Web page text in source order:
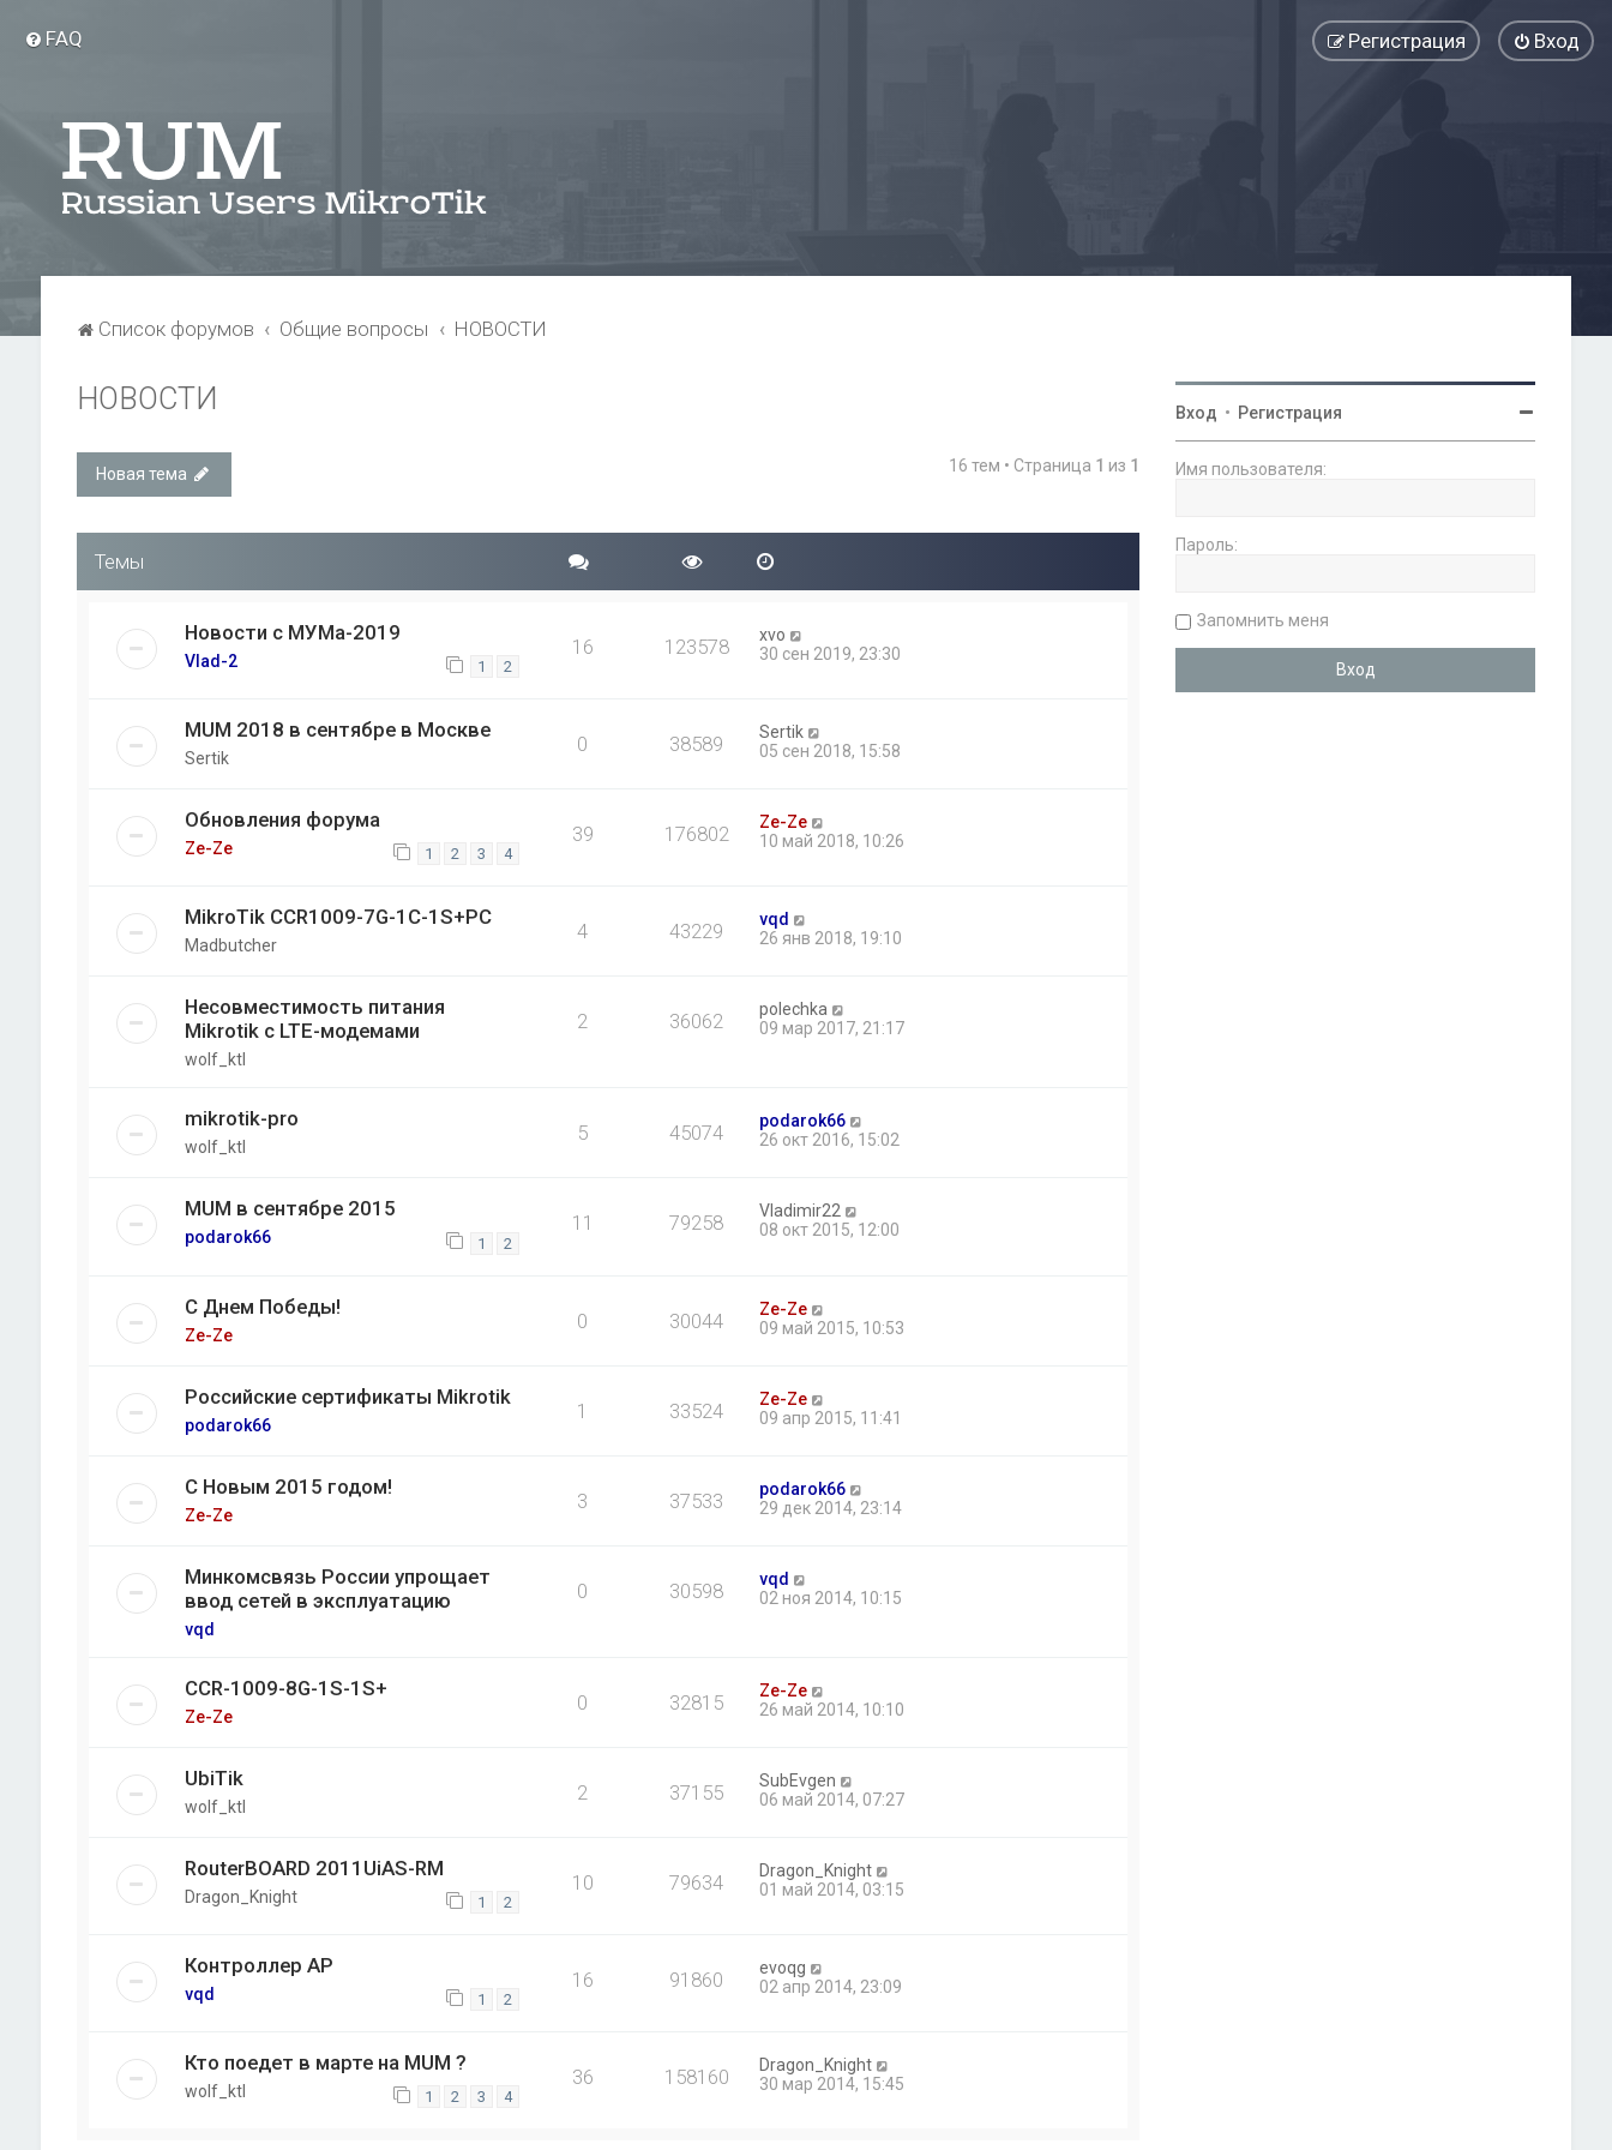
FAQ Вход
Регистрация
Список форумов Общие вопросы НОВОСТИ
НОВОСТИ
Новая тема 16 тем • Страница 1 из 1
Темы
Новости с МУМа-2019
Vlad-2 1 2
16 123578
xvo
30 сен 2019, 23:30
MUM 2018 в сентябре в Москве
Sertik
0 38589
Sertik
05 сен 2018, 15:58
Обновления форума
Ze-Ze 1 2 3 4
39 176802
Ze-Ze
10 май 2018, 10:26
MikroTik CCR1009-7G-1C-1S+PC
Madbutcher
4 43229
vqd
26 янв 2018, 19:10
Несовместимость питания
Mikrotik с LTE-модемами
wolf_ktl
2 36062
polechka
09 мар 2017, 21:17
mikrotik-pro
wolf_ktl
5 45074
podarok66
26 окт 2016, 15:02
MUM в сентябре 2015
podarok66 1 2
11 79258
Vladimir22
08 окт 2015, 12:00
С Днем Победы!
Ze-Ze
0 30044
Ze-Ze
09 май 2015, 10:53
Российские сертификаты Mikrotik
podarok66
1 33524
Ze-Ze
09 апр 2015, 11:41
С Новым 2015 годом!
Ze-Ze
3 37533
podarok66
29 дек 2014, 23:14
Минкомсвязь России упрощает
ввод сетей в эксплуатацию
vqd
0 30598
vqd
02 ноя 2014, 10:15
CCR-1009-8G-1S-1S+
Ze-Ze
0 32815
Ze-Ze
26 май 2014, 10:10
UbiTik
wolf_ktl
2 37155
SubEvgen
06 май 2014, 07:27
RouterBOARD 2011UiAS-RM
Dragon_Knight 1 2
10 79634
Dragon_Knight
01 май 2014, 03:15
Контроллер AP
vqd 1 2
16 91860
evoqg
02 апр 2014, 23:09
Кто поедет в марте на MUM ?
wolf_ktl 1 2 3 4
36 158160
Dragon_Knight
30 мар 2014, 15:45
Вход • Регистрация
Имя пользователя:
Пароль:
Запомнить меня